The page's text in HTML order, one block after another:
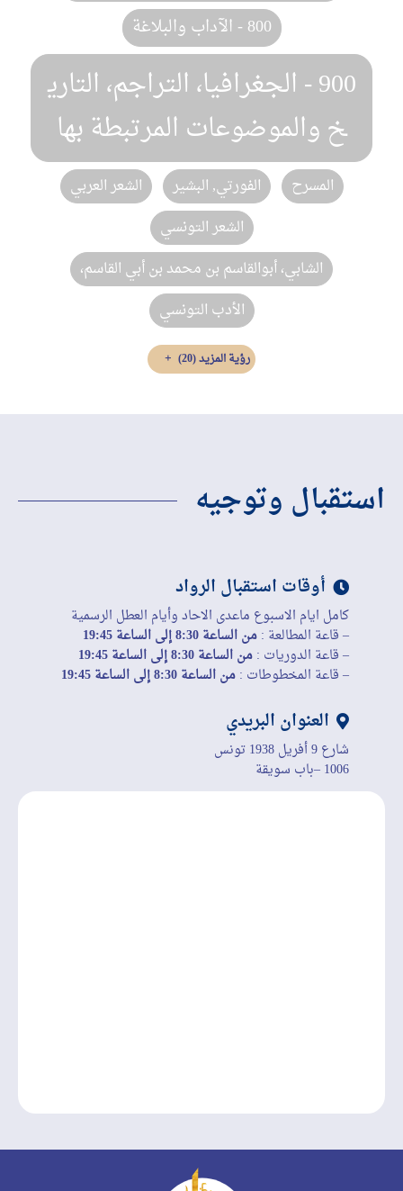
800 - الآداب والبلاغة
900 - الجغرافيا، التراجم، التاري
خ والموضوعات المرتبطة بها
المسرح الفورتي, البشير
الشعر العربي
الشعر التونسي‏
الشابي، أبوالقاسم بن محمد بن أبي القاسم،
الأدب التونسي
رؤية المزيد(20)
استقبال وتوجيه
أوقات استقبال الرواد
كامل ايام الاسبوع ماعدى الاحاد وأيام العطل الرسمية
– قاعة المطالعة :من الساعة 8:30 إلى الساعة 19:45
– قاعة الدوريات :من الساعة 8:30 إلى الساعة 19:45
– قاعة المخطوطات :من الساعة 8:30 إلى الساعة 19:45
العنوان البريدي
شارع 9 أفريل 1938 تونس
1006 –باب سويقة